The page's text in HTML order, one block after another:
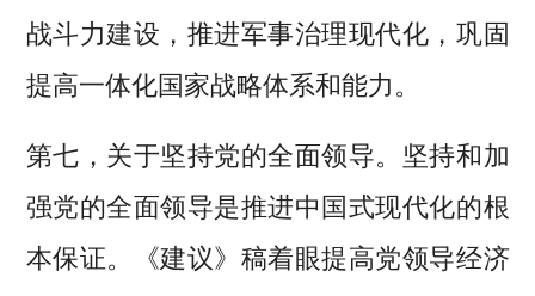
战斗力建设，推进军事治理现代化，巩固
提高一体化国家战略体系和能力。
第七，关于坚持党的全面领导。坚持和加
强党的全面领导是推进中国式现代化的根
本保证。《建议》稿着眼提高党领导经济